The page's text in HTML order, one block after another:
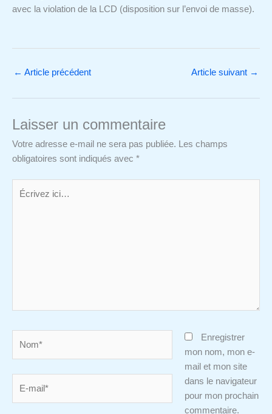
avec la violation de la LCD (disposition sur l’envoi de masse).
← Article précédent Article suivant →
Laisser un commentaire
Votre adresse e-mail ne sera pas publiée.
Les champs
obligatoires sont indiqués avec *
Enregistrer
mon nom, mon e-
mail et mon site
dans le navigateur
pour mon prochain
commentaire.